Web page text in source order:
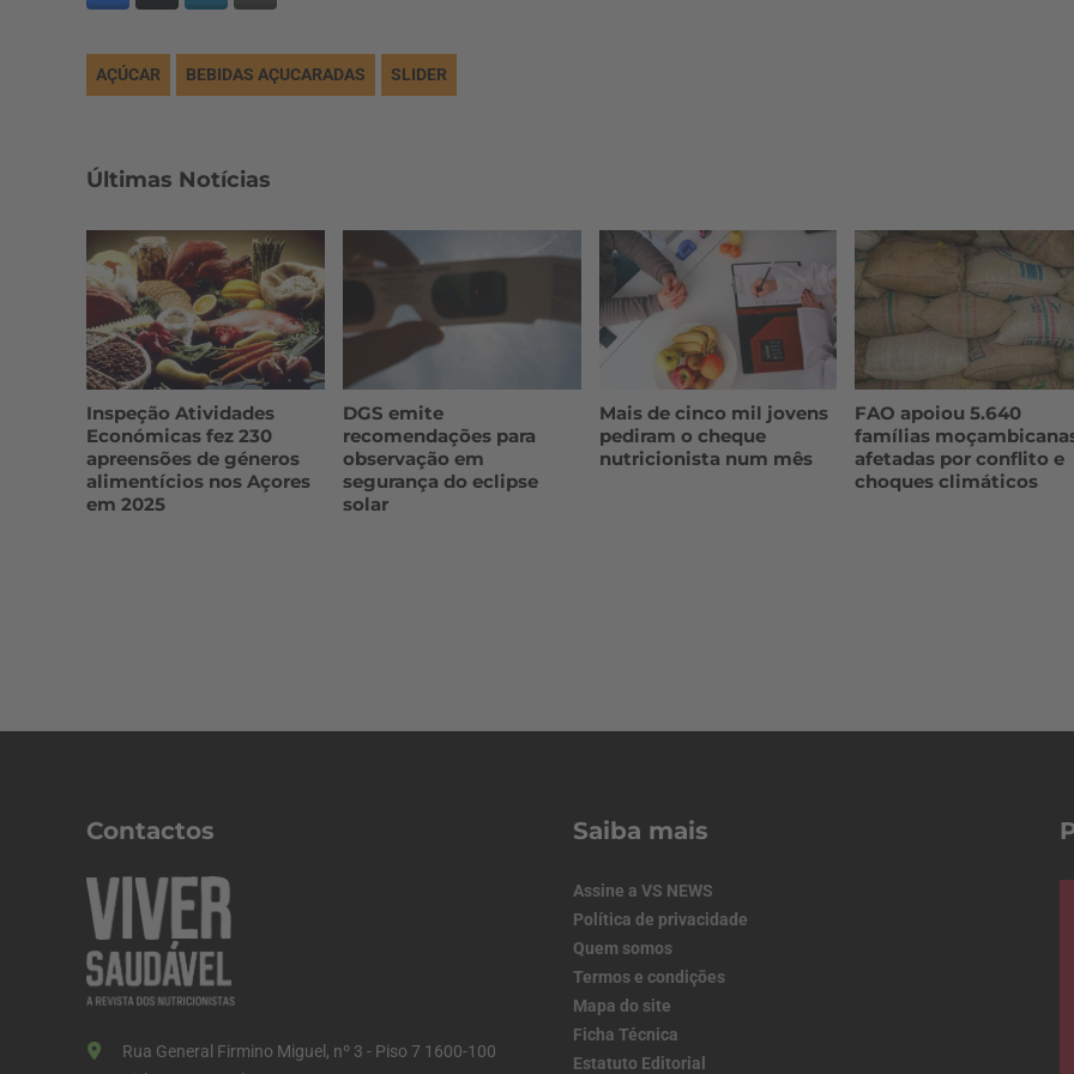
AÇÚCAR BEBIDAS AÇUCARADAS SLIDER
Últimas Notícias
Inspeção Atividades
Económicas fez 230
apreensões de géneros
alimentícios nos Açores
em 2025
DGS emite
recomendações para
observação em
segurança do eclipse
solar
Mais de cinco mil jovens
pediram o cheque
nutricionista num mês
FAO apoiou 5.640
famílias
afetadas por conflito e
choques climáticos
Contactos
Rua General Firmino Miguel, nº 3 - Piso 7 1600-100
Saiba mais
Assine a VS NEWS
Política de privacidade
Quem somos
Termos e condições
Mapa do site
Ficha Técnica
Estatuto Editorial